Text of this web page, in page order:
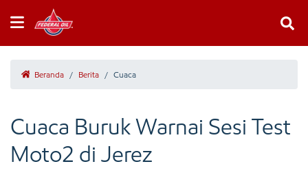
Beranda / Berita / Cuaca
Cuaca Buruk Warnai Sesi Test
Moto2 di Jerez